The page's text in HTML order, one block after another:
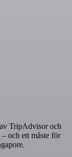
TripAdvisor och
och ett måste för